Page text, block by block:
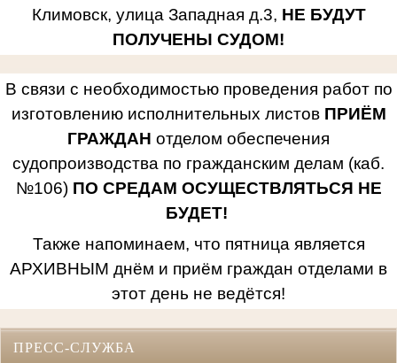
Климовск, улица Западная д.3, НЕ БУДУТ
ПОЛУЧЕНЫ СУДОМ!
В связи с необходимостью проведения работ по
изготовлению исполнительных листов ПРИЁМ
ГРАЖДАН отделом обеспечения
судопроизводства по гражданским делам (каб.
№106) ПО СРЕДАМ ОСУЩЕСТВЛЯТЬСЯ НЕ
БУДЕТ!
Также напоминаем, что пятница является
АРХИВНЫМ днём и приём граждан отделами в
этот день не ведётся!
ПРЕСС-СЛУЖБА